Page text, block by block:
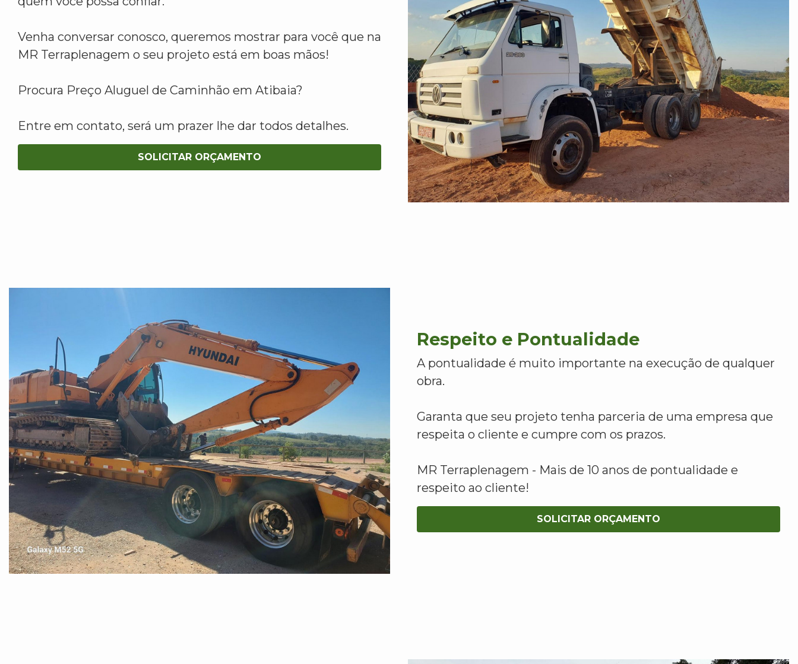
Venha conversar conosco, queremos mostrar para você que na
MR Terraplenagem o seu projeto está em boas mãos!
Procura Preço Aluguel de Caminhão em Atibaia?
Entre em contato, será um prazer lhe dar todos detalhes.
SOLICITAR ORÇAMENTO
Respeito e Pontualidade
A pontualidade é muito importante na execução de qualquer
obra.
Garanta que seu projeto tenha parceria de uma empresa que
respeita o cliente e cumpre com os prazos.
MR Terraplenagem - Mais de 10 anos de pontualidade e
respeito ao cliente!
SOLICITAR ORÇAMENTO